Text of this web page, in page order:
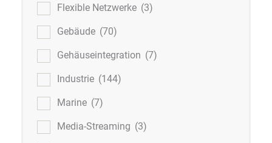
Flexible Netzwerke (3)
Gebäude (70)
Gehäuseintegration (7)
Industrie (144)
Marine (7)
Media-Streaming (3)